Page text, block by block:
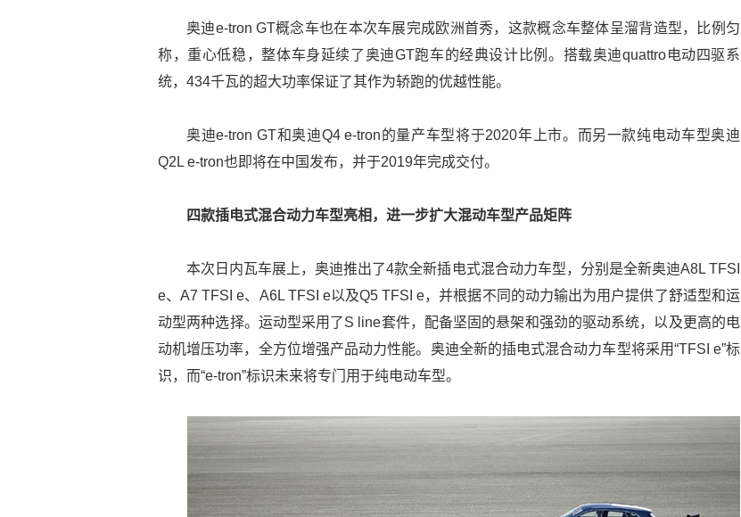
奥迪e-tron GT概念车也在本次车展完成欧洲首秀，这款概念车整体呈溜背造型，比例匀
称，重心低稳，整体车身延续了奥迪GT跑车的经典设计比例。搭载奥迪quattro电动四驱系
统，434千瓦的超大功率保证了其作为轿跑的优越性能。
奥迪e-tron GT和奥迪Q4 e-tron的量产车型将于2020年上市。而另一款纯电动车型奥迪
Q2L e-tron也即将在中国发布，并于2019年完成交付。
四款插电式混合动力车型亮相，进一步扩大混动车型产品矩阵
本次日内瓦车展上，奥迪推出了4款全新插电式混合动力车型，分别是全新奥迪A8L TFSI
e、A7 TFSI e、A6L TFSI e以及Q5 TFSI e，并根据不同的动力输出为用户提供了舒适型和运
动型两种选择。运动型采用了S line套件，配备坚固的悬架和强劲的驱动系统，以及更高的电
动机增压功率，全方位增强产品动力性能。奥迪全新的插电式混合动力车型将采用“TFSI e”标
识，而“e-tron”标识未来将专门用于纯电动车型。